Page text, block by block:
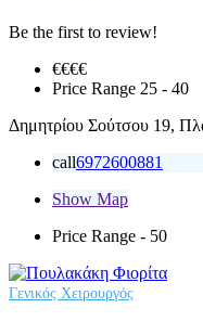
Be the first to review!
€€€€
Price Range 25 - 40
Δημητρίου Σούτσου 19,
call6972600881
Show Map
Price Range - 50
Γενικός Χειρουργός